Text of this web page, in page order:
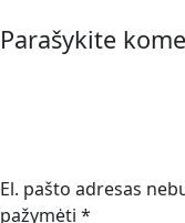
Parašykite
El. pašto adresas
pažymėti *